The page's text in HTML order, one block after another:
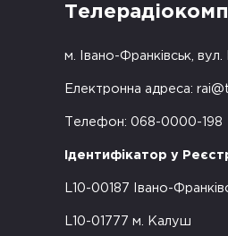
м. Івано-Франківськ, вул.
Електронна адреса:
Телефон: 068-0000-198
Ідентифікатор у
L10-00187 Івано-
L10-01777 м. Калуш